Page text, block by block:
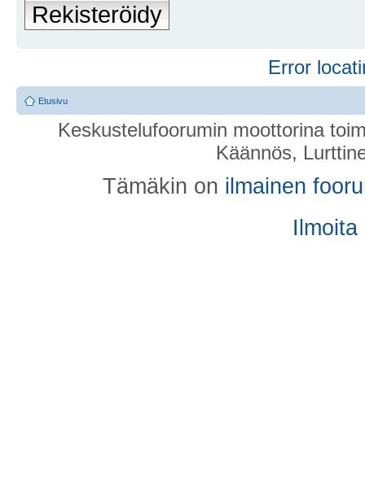
Rekisteröidy
Error
Etusivu
Keskustelufoorumin moottorina
Käännös,
Tämäkin on ilmainen